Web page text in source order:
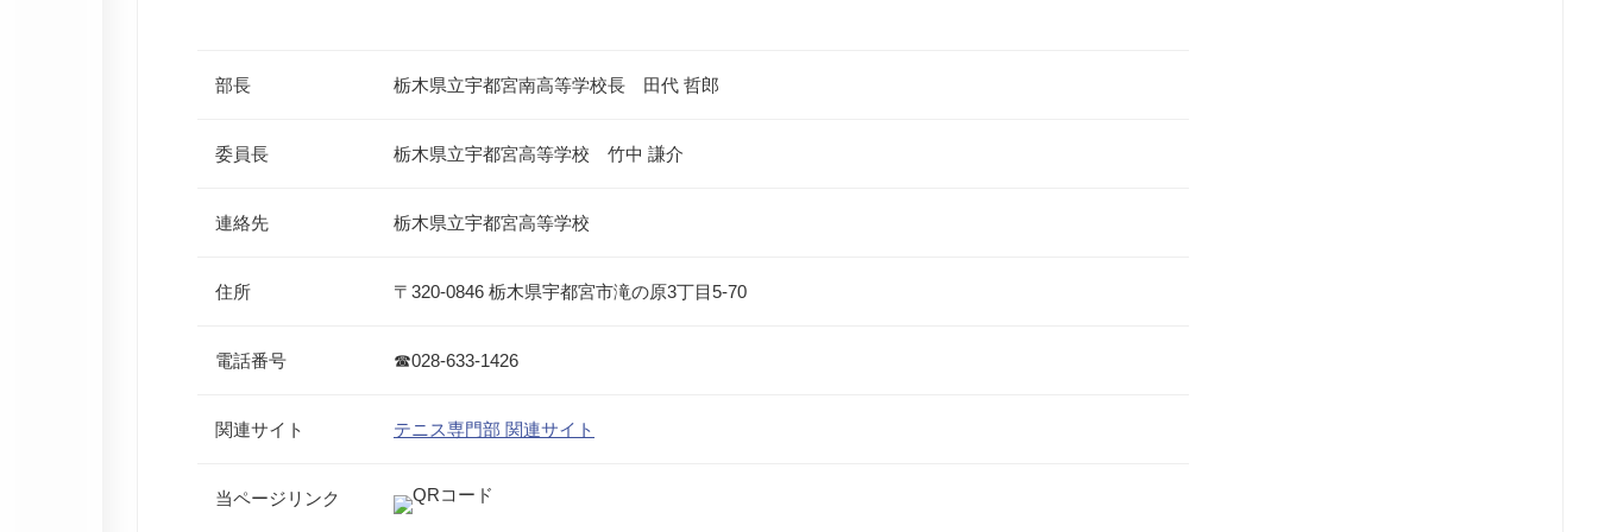
部長 栃木県立宇都宮南高等学校長 田代 哲郎
委員長 栃木県立宇都宮高等学校 竹中 謙介
連絡先 栃木県立宇都宮高等学校
住所 〒320-0846 栃木県宇都宮市滝の原3丁目5-70
電話番号 ☎028-633-1426
関連サイト テニス専門部 関連サイト
当ページリンク